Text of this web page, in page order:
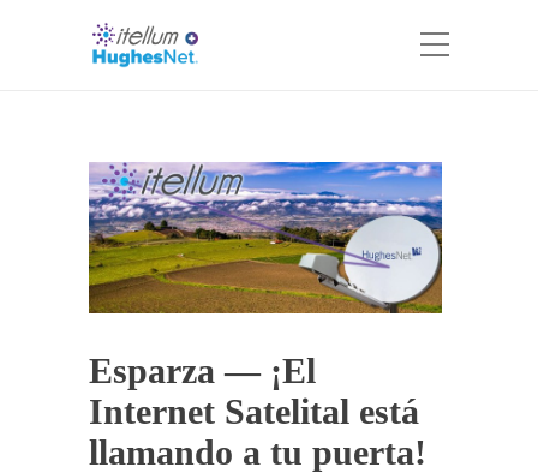
Esparza — ¡El
Internet Satelital está
llamando a tu puerta!